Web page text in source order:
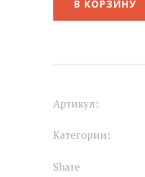
В КОРЗИНУ
Артикул:
Категории:
Share